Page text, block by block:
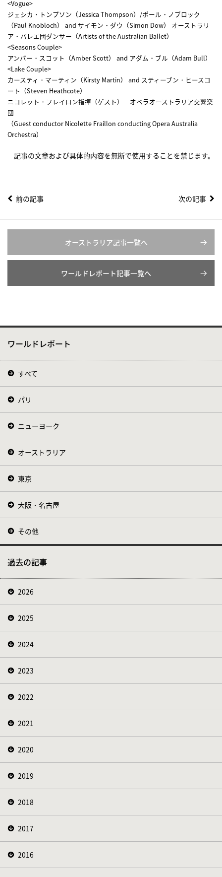
<Vogue>
ジェシカ・トンプソン（Jessica Thompson）/ポール・ノブロック
（Paul Knobloch） and サイモン・ダウ（Simon Dow） オーストラリ
ア・バレエ団ダンサー（Artists of the Australian Ballet）
<Seasons Couple>
アンバー・スコット（Amber Scott） and アダム・ブル（Adam Bull）
<Lake Couple>
カースティ・マーティン（Kirsty Martin） and スティーブン・ヒースコ
ート（Steven Heathcote）
ニコレット・フレイロン指揮（ゲスト） オペラオーストラリア交響楽
団
（Guest conductor Nicolette Fraillon conducting Opera Australia
Orchestra）
記事の文章および具体的内容を無断で使用することを禁じます。
前の記事 次の記事
オーストラリア記事一覧へ
ワールドレポート記事一覧へ
ワールドレポート
すべて
パリ
ニューヨーク
オーストラリア
東京
大阪・名古屋
その他
過去の記事
2026
2025
2024
2023
2022
2021
2020
2019
2018
2017
2016